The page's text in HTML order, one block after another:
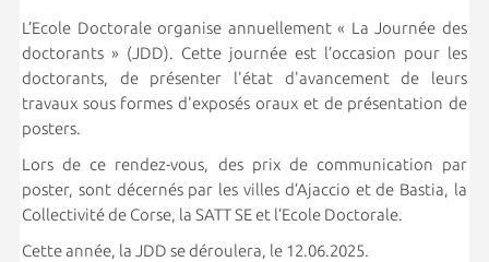
L’Ecole Doctorale organise annuellement « La Journée des
doctorants » (JDD). Cette journée est l’occasion pour les
doctorants, de présenter l'état d'avancement de leurs
travaux sous formes d'exposés oraux et de présentation de
posters.
Lors de ce rendez-vous, des prix de communication par
poster, sont décernés par les villes d’Ajaccio et de Bastia, la
Collectivité de Corse, la SATT SE et l’Ecole Doctorale.
Cette année, la JDD se déroulera, le 12.06.2025.